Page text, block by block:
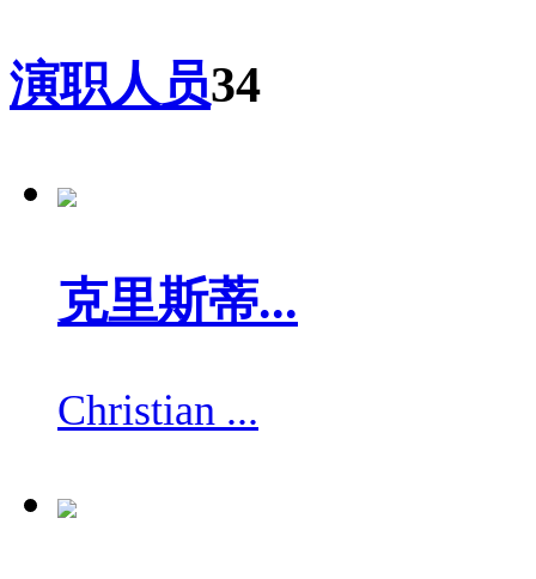
演职人员34
克里斯蒂...
Christian ...